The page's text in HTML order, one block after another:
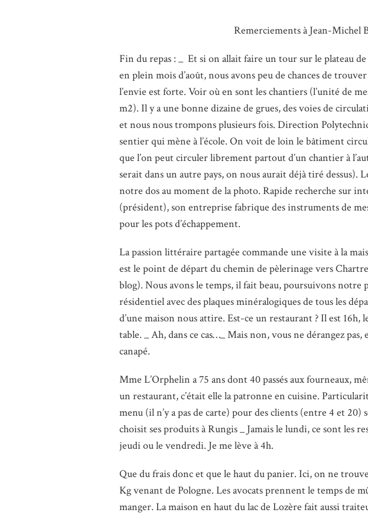
Remerciements à Jean-Michel
Fin du repas : _ Et si on allait faire un tour sur le plateau de
en plein mois d’août, nous avons peu de chances de
l’envie est forte. Voir où en sont les chantiers (l’unité de
m2). Il y a une bonne dizaine de grues, des voies de
et nous nous trompons plusieurs fois. Direction
sentier qui mène à l’école. On voit de loin le bâtiment
que l’on peut circuler librement partout d’un chantier à
serait dans un autre pays, on nous aurait déjà tiré dessus).
notre dos au moment de la photo. Rapide recherche sur
(président), son entreprise fabrique des instruments de
pour les pots d’échappement.
La passion littéraire partagée commande une visite à la
est le point de départ du chemin de pèlerinage vers
blog). Nous avons le temps, il fait beau, poursuivons notre
résidentiel avec des plaques minéralogiques de tous les
d’une maison nous attire. Est-ce un restaurant ? Il est 16h,
table. _ Ah, dans ce cas…_ Mais non, vous ne dérangez
canapé.
Mme L’Orphelin a 75 ans dont 40 passés aux fourneaux,
un restaurant, c’était elle la patronne en cuisine.
menu (il n’y a pas de carte) pour des clients (entre 4 et
choisit ses produits à Rungis _ Jamais le lundi, ce sont les
jeudi ou le vendredi. Je me lève à 4h.
Que du frais donc et que le haut du panier. Ici, on ne
Kg venant de Pologne. Les avocats prennent le temps de
manger. La maison en haut du lac de Lozère fait aussi